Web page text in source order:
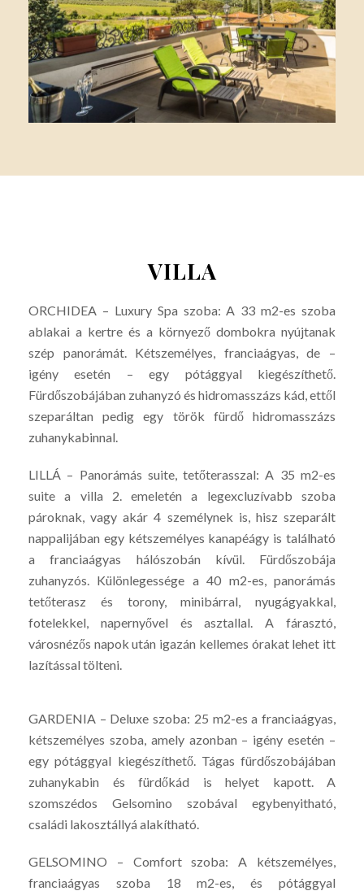
VILLA
ORCHIDEA – Luxury Spa szoba: A 33 m2-es szoba
ablakai a kertre és a környező dombokra nyújtanak
szép panorámát. Kétszemélyes, franciaágyas, de –
igény esetén – egy pótággyal kiegészíthető.
Fürdőszobájában zuhanyzó és hidromasszázs kád, ettől
szeparáltan pedig egy török fürdő hidromasszázs
zuhanykabinnal.
LILLÁ – Panorámás suite, tetőterasszal: A 35 m2-es
suite a villa 2. emeletén a legexcluzívabb szoba
pároknak, vagy akár 4 személynek is, hisz szeparált
nappalijában egy kétszemélyes kanapéágy is található
a franciaágyas hálószobán kívül. Fürdőszobája
zuhanyzós. Különlegessége a 40 m2-es, panorámás
tetőterasz és torony, minibárral, nyugágyakkal,
fotelekkel, napernyővel és asztallal. A fárasztó,
városnézős napok után igazán kellemes órakat lehet itt
lazítással tölteni.
GARDENIA – Deluxe szoba: 25 m2-es a franciaágyas,
kétszemélyes szoba, amely azonban – igény esetén –
egy pótággyal kiegészíthető. Tágas fürdőszobájában
zuhanykabin és fürdőkád is helyet kapott. A
szomszédos Gelsomino szobával egybenyitható,
családi lakosztállyá alakítható.
GELSOMINO – Comfort szoba: A kétszemélyes,
franciaágyas szoba 18 m2-es, és pótággyal